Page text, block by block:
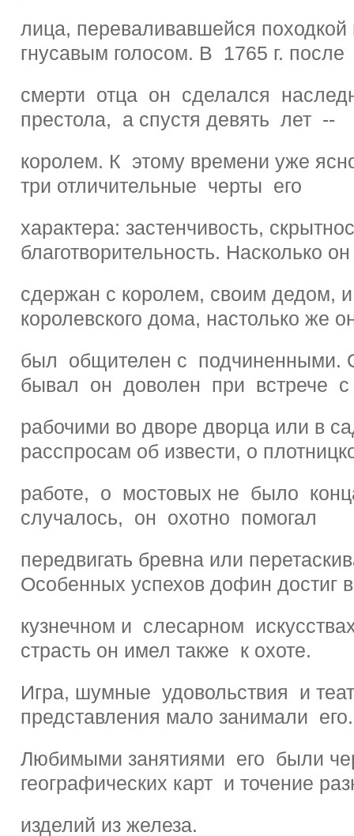
лица, переваливавшейся
гнусавым голосом. В 1765 г. после
смерти отца он сделался
престола, а спустя девять лет --
королем. К этому времени уже
три отличительные черты его
характера: застенчивость,
благотворительность. Насколько
сдержан с королем, своим дедом,
королевского дома, настолько же
был общителен с подчиненными.
бывал он доволен при встрече с
рабочими во дворе дворца или в
расспросам об извести, о
работе, о мостовых не было
случалось, он охотно помогал
передвигать бревна или
Особенных успехов дофин достиг в
кузнечном и слесарном
страсть он имел также к охоте.
Игра, шумные удовольствия и
представления мало занимали его.
Любимыми занятиями его были
географических карт и точение
изделий из железа.